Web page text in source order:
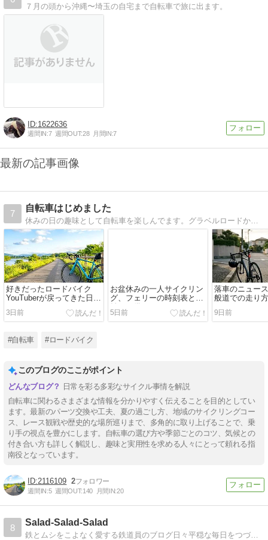
７月の頭から沖縄〜埼玉の自宅まで自転車で旅に出ます。
1622636
週間IN:7 週間OUT:28 月間IN:7
最新の記事画像
7
自転車はじめました
休みの日の趣味として自転車を楽しんでます。グラベルロードからロードバイクへと変わり一緒に旅をしています。
好きだったロードバイク
YouTuberが戻ってきた日の
こと
3日前
お盆休みの一人サイクリン
グ、フェリーの時刻表と混
雑への備え
5日前
落車のニュー
般道での走り
ています
9日前
#自転車 #ロードバイク
このブログのここがポイント
日常を彩る多彩なサイクル事情を解説
自転車に関わるさまざまな情報を分かりやすく伝えることを目的としてい
ます。最新のパーツ交換や工夫、夏の過ごし方、地域のサイクリングコー
ス、レース観戦や歴史的な場所巡りまで、多角的に取り上げることで、乗
り手の視点を豊かにします。自転車の選び方や季節ごとのコツ、気候との
付き合い方も詳しく解説し、趣味と実用性を求める人々にとって頼れる指
南役となっています。
2116109 2
週間IN:5 週間OUT:140 月間IN:20
8
Salad-Salad-Salad
鉄とムシをこよなく愛する鉄道員のブログ日々平穏な毎日をつづって生きます